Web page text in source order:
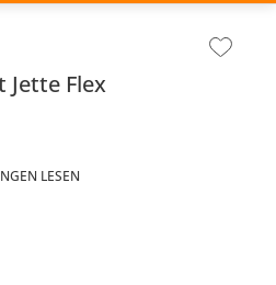
- Zum Seitenende
Jette Flex
LESEN